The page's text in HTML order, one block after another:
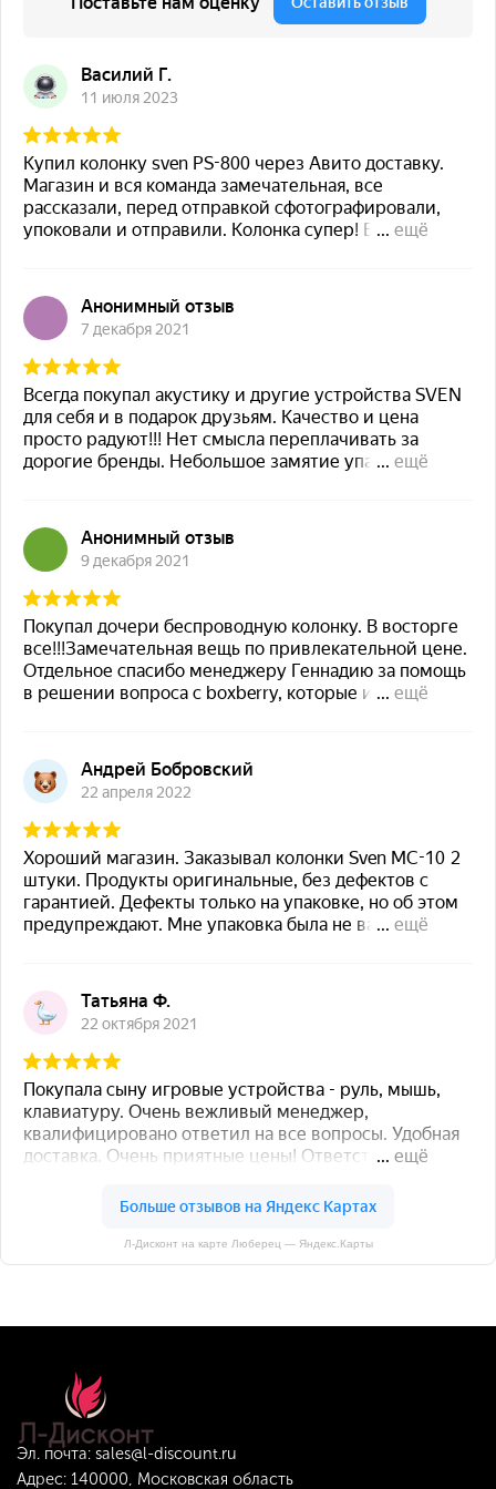
Индивидуальные выключатели розеток
нет
Защита модемной линии
Ток срабатывания термопредохранителя, А
Влажность воздуха
Срок гарантии
12 мес
Л-Дисконт на карте Люберец — Яндекс.Карты
Эл. почта: sales@l-discount.ru
Адрес: 140000, Московская область